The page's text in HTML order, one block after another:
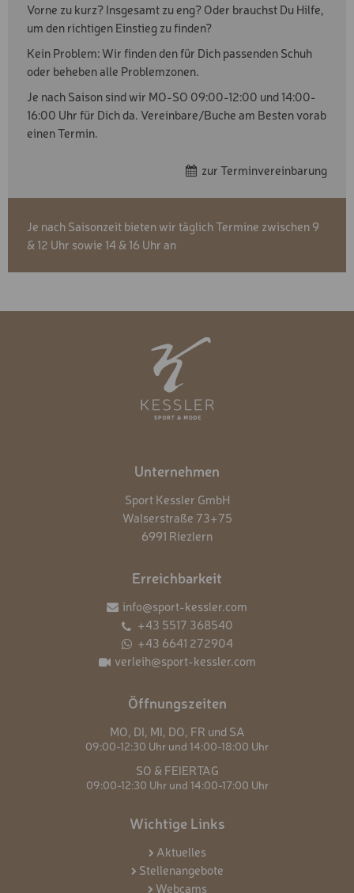
Vorne zu kurz? Insgesamt zu eng? Oder brauchst Du Hilfe,
um den richtigen Einstieg zu finden?
Kein Problem: Wir finden den für Dich passenden Schuh
oder beheben alle Problemzonen.
Je nach Saison sind wir MO-SO 09:00-12:00 und 14:00-
16:00 Uhr für Dich da. Vereinbare/Buche am Besten vorab
einen Termin.
zur Terminvereinbarung
Je nach Saisonzeit bieten wir täglich Termine zwischen 9
& 12 Uhr sowie 14 & 16 Uhr an
Unternehmen
Sport Kessler GmbH
Walserstraße 73+75
6991 Riezlern
Erreichbarkeit
info@sport-kessler.com
+43 5517 368540
+43 6641 272904
verleih@sport-kessler.com
Öffnungszeiten
MO, DI, MI, DO, FR und SA
09:00-12:30 Uhr und 14:00-18:00 Uhr
SO & FEIERTAG
09:00-12:30 Uhr und 14:00-17:00 Uhr
Wichtige Links
Aktuelles
Stellenangebote
Webcams